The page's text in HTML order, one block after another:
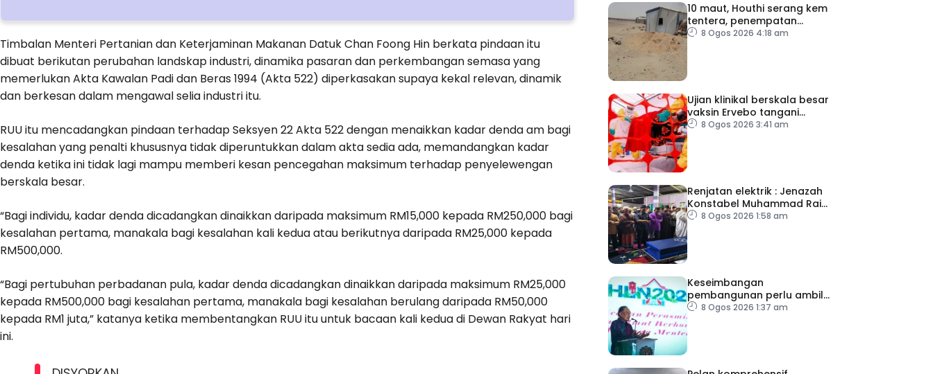
Timbalan Menteri Pertanian dan Keterjaminan Makanan Datuk Chan Foong Hin berkata pindaan itu
dibuat berikutan perubahan landskap industri, dinamika pasaran dan perkembangan semasa yang
memerlukan Akta Kawalan Padi dan Beras 1994 (Akta 522) diperkasakan supaya kekal relevan, dinamik
dan berkesan dalam mengawal selia industri itu.
RUU itu mencadangkan pindaan terhadap Seksyen 22 Akta 522 dengan menaikkan kadar denda am bagi
kesalahan yang penalti khususnya tidak diperuntukkan dalam akta sedia ada, memandangkan kadar
denda ketika ini tidak lagi mampu memberi kesan pencegahan maksimum terhadap penyelewengan
berskala besar.
“Bagi individu, kadar denda dicadangkan dinaikkan daripada maksimum RM15,000 kepada RM250,000 bagi
kesalahan pertama, manakala bagi kesalahan kali kedua atau berikutnya daripada RM25,000 kepada
RM500,000.
“Bagi pertubuhan perbadanan pula, kadar denda dicadangkan dinaikkan daripada maksimum RM25,000
kepada RM500,000 bagi kesalahan pertama, manakala bagi kesalahan berulang daripada RM50,000
kepada RM1 juta,” katanya ketika membentangkan RUU itu untuk bacaan kali kedua di Dewan Rakyat hari
ini.
10 maut, Houthi serang kem
tentera, penempatan
pelarian
8 Ogos 2026 4:18 am
Ujian klinikal berskala besar
vaksin Ervebo tangani
wabak Ebola
8 Ogos 2026 3:41 am
Renjatan elektrik : Jenazah
Konstabel Muhammad Raimi
selamat dikebumikan
8 Ogos 2026 1:58 am
Keseimbangan
pembangunan perlu ambil
kira lokasi tumpuan
8 Ogos 2026 1:37 am